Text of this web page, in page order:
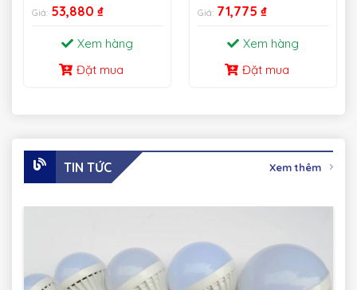
Giá: 53,880 ₫
Xem hàng
Đặt mua
Giá: 71,775 ₫
Xem hàng
Đặt mua
TIN TỨC Xem thêm